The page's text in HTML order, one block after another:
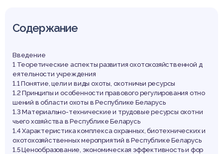
Содержание
Введение
1 Теоретические аспекты развития охотохозяйственной д
еятельности учреждения
1.1 Понятие, цели и виды охоты, охотничьи ресурсы
1.2 Принципы и особенности правового регулирования отно
шений в области охоты в Республике Беларусь
1.3 Материально-технические и трудовые ресурсы охотни
чьего хозяйства в Республике Беларусь
1.4 Характеристика комплекса охранных, биотехнических и
охотохозяйственных мероприятий в Республике Беларусь
1.5 Ценообразование, экономическая эффективность и фор